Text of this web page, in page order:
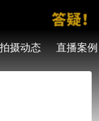
拍摄动态 直播案例